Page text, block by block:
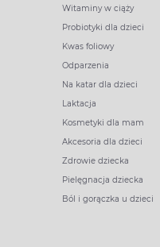
Witaminy w ciąży
Probiotyki dla dzieci
Kwas foliowy
Odparzenia
Na katar dla dzieci
Laktacja
Kosmetyki dla mam
Akcesoria dla dzieci
Zdrowie dziecka
Pielęgnacja dziecka
Ból i gorączka u dzieci